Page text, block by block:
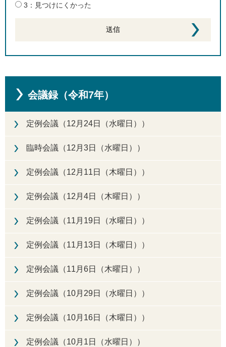
3：見つけにくかった
会議録（令和7年）
定例会議（12月24日（水曜日））
臨時会議（12月3日（水曜日））
定例会議（12月11日（木曜日））
定例会議（12月4日（木曜日））
定例会議（11月19日（水曜日））
定例会議（11月13日（木曜日））
定例会議（11月6日（木曜日））
定例会議（10月29日（水曜日））
定例会議（10月16日（木曜日））
定例会議（10月1日（水曜日））